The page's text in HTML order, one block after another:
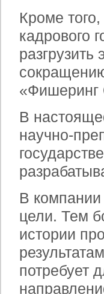
Кроме
кадрового
«Фишеринг
В
научно-
В
цели. Тем
истории
потребует